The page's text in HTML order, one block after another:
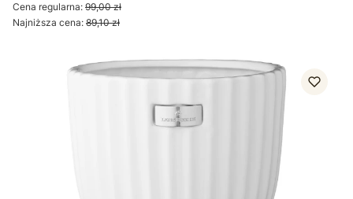
Cena regularna: 99,00 zł
Najniższa cena: 89,10 zł